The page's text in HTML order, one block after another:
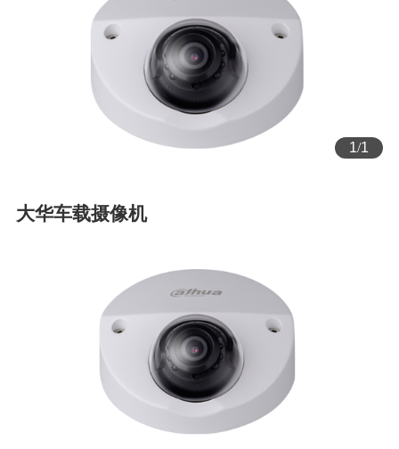
1/1
大华车载摄像机